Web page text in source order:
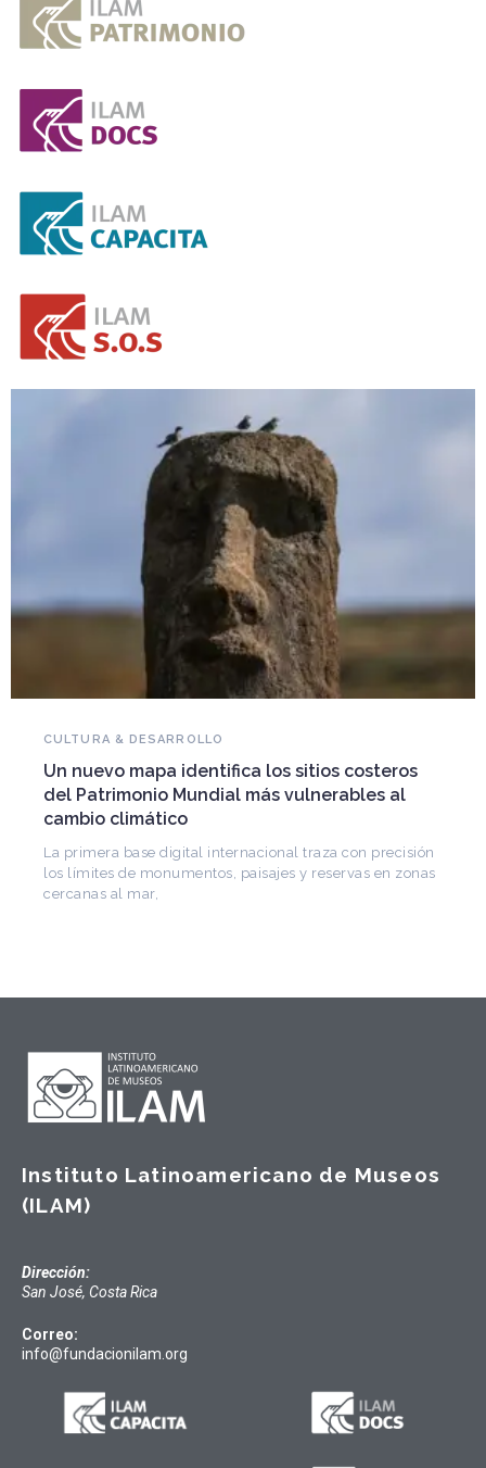
Falleció Ramón Gutiérrez, guardián del
patrimonio iberoamericano
Arquitecto, historiador e Investigador Superior del
CONICET, fundó el CEDODAL e impulsó los Seminarios
de Arquitectura Latinoamericana. Publicó más de
Instituto Latinoamericano de Museos
(ILAM)
Dirección:
San José, Costa Rica
Correo:
info@fundacionilam.org